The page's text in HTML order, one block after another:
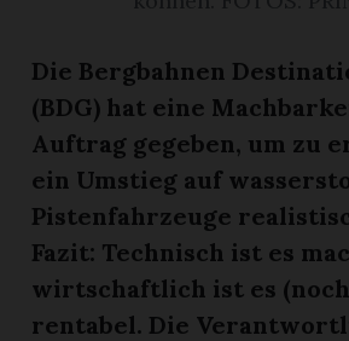
Die Bergbahnen
(BDG) hat eine
Auftrag gegeben, um zu
ein Umstieg auf
Pistenfahrzeuge
Fazit: Technisch ist es
wirtschaftlich ist es
rentabel. Die